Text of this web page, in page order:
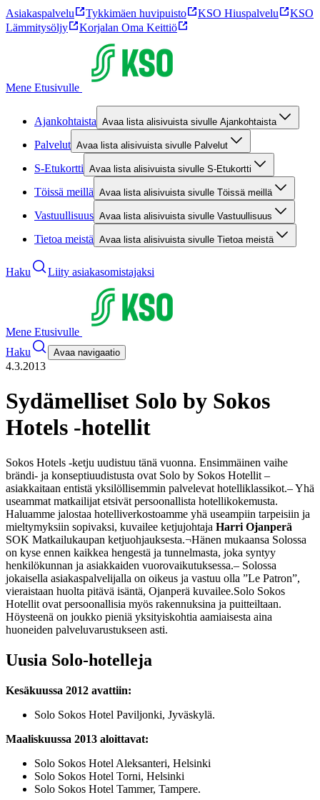
Asiakaspalvelu Tykkimäen huvipuisto KSO Hiuspalvelu
KSO
Lämmitysöljy
Korjalan Oma Keittiö
Mene Etusivulle
Ajankohtaista Avaa lista alisivuista sivulle Ajankohtaista
Palvelut Avaa lista alisivuista sivulle Palvelut
S-Etukortti Avaa lista alisivuista sivulle S-Etukortti
Töissä meillä Avaa lista alisivuista sivulle Töissä meillä
Vastuullisuus Avaa lista alisivuista sivulle Vastuullisuus
Tietoa meistä Avaa lista alisivuista sivulle Tietoa meistä
Haku Liity asiakasomistajaksi
Mene Etusivulle
Haku
Avaa navigaatio
4.3.2013
Sydämelliset Solo by Sokos
Hotels -hotellit
Sokos Hotels -ketju uudistuu tänä vuonna. Ensimmäinen vaihe
brändi- ja konseptiuudistusta ovat Solo by Sokos Hotellit –
asiakkaitaan entistä yksilöllisemmin palvelevat hotelliklassikot.– Yhä
useammat matkailijat etsivät persoonallista hotellikokemusta.
Haluamme jalostaa hotelliverkostoamme yhä useampiin tarpeisiin ja
mieltymyksiin sopivaksi, kuvailee ketjujohtaja Harri Ojanperä
SOK Matkailukaupan ketjuohjauksesta.¬Hänen mukaansa Solossa
on kyse ennen kaikkea hengestä ja tunnelmasta, joka syntyy
henkilökunnan ja asiakkaiden vuorovaikutuksessa.– Solossa
jokaisella asiakaspalvelijalla on oikeus ja vastuu olla ”Le Patron”,
vieraistaan huolta pitävä isäntä, Ojanperä kuvailee.Solo Sokos
Hotellit ovat persoonallisia myös rakennuksina ja puitteiltaan.
Höysteenä on joukko pieniä yksityiskohtia aamiaisesta aina
huoneiden palveluvarustukseen asti.
Uusia Solo-hotelleja
Kesäkuussa 2012 avattiin:
Solo Sokos Hotel Paviljonki, Jyväskylä.
Maaliskuussa 2013 aloittavat:
Solo Sokos Hotel Aleksanteri, Helsinki
Solo Sokos Hotel Torni, Helsinki
Solo Sokos Hotel Tammer, Tampere.